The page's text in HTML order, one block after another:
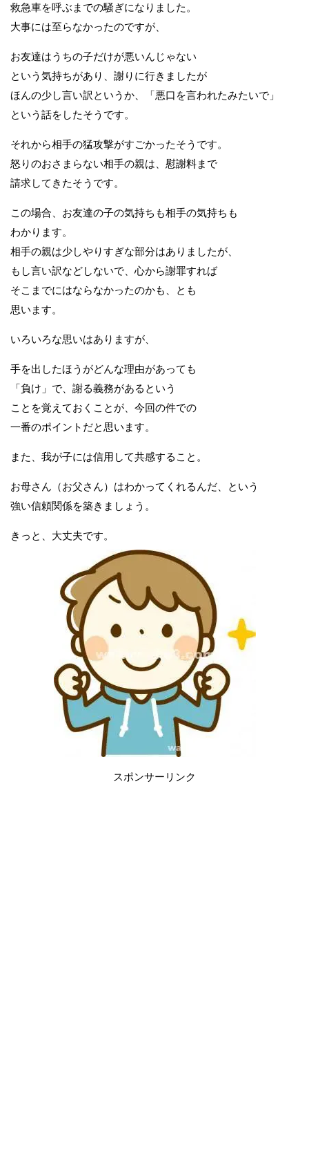
救急車を呼ぶまでの騒ぎになりました。
大事には至らなかったのですが、
お友達はうちの子だけが悪いんじゃない
という気持ちがあり、謝りに行きましたが
ほんの少し言い訳というか、「悪口を言われたみたいで」
という話をしたそうです。
それから相手の猛攻撃がすごかったそうです。
怒りのおさまらない相手の親は、慰謝料まで
請求してきたそうです。
この場合、お友達の子の気持ちも相手の気持ちも
わかります。
相手の親は少しやりすぎな部分はありましたが、
もし言い訳などしないで、心から謝罪すれば
そこまでにはならなかったのかも、とも
思います。
いろいろな思いはありますが、
手を出したほうがどんな理由があっても
「負け」で、謝る義務があるという
ことを覚えておくことが、今回の件での
一番のポイントだと思います。
また、我が子には信用して共感すること。
お母さん（お父さん）はわかってくれるんだ、という
強い信頼関係を築きましょう。
きっと、大丈夫です。
スポンサーリンク